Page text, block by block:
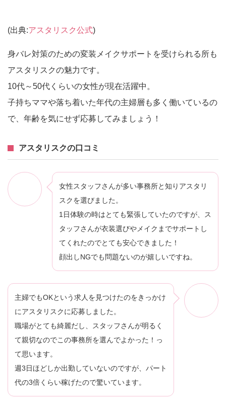
(出典:アスタリスク公式)
身バレ対策のための変装メイクサポートを受けられる所も
アスタリスクの魅力です。
10代～50代くらいの女性が現在活躍中。
子持ちママや落ち着いた年代の主婦層も多く働いているの
で、年齢を気にせず応募してみましょう！
アスタリスクの口コミ
女性スタッフさんが多い事務所と知りアスタリ
スクを選びました。
1日体験の時はとても緊張していたのですが、ス
タッフさんが衣装選びやメイクまでサポートし
てくれたのでとても安心できました！
顔出しNGでも問題ないのが嬉しいですね。
主婦でもOKという求人を見つけたのをきっかけ
にアスタリスクに応募しました。
職場がとても綺麗だし、スタッフさんが明るく
て親切なのでこの事務所を選んでよかった！っ
て思います。
週3日ほどしか出勤していないのですが、パート
代の3倍くらい稼げたので驚いています。